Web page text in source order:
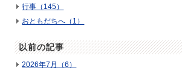
行事（145）
おともだちへ（1）
以前の記事
2026年7月（6）